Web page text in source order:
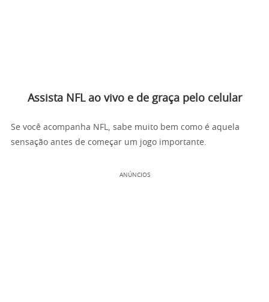
Assista NFL ao vivo e de graça pelo celular
Se você acompanha NFL, sabe muito bem como é aquela
sensação antes de começar um jogo importante.
ANÚNCIOS